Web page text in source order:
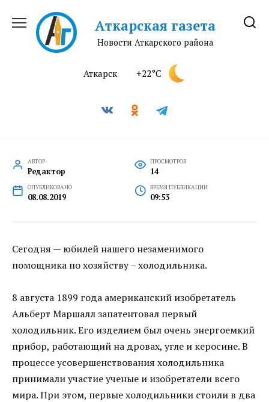
содержанию
Аткарская газета
Новости Аткарского района
Аткарск +22°C
АВТОР
Редактор
ПРОСМОТРОВ
14
ОПУБЛИКОВАНО
08.08.2019
ВРЕМЯ ПУБЛИКАЦИИ
09:53
Сегодня — юбилей нашего незаменимого
помощника по хозяйству – холодильника.
8 августа 1899 года американский изобретатель
Альберт Маршалл запатентовал первый
холодильник. Его изделием был очень энергоемкий
прибор, работающий на дровах, угле и керосине. В
процессе усовершенствования холодильника
принимали участие ученые и изобретатели всего
мира. При этом, первые холодильники стоили в два